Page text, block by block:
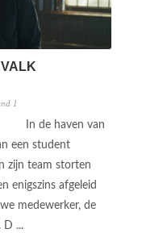
1
In de haven van
een student
zijn team storten
enigszins afgeleid
medewerker, de
D ...